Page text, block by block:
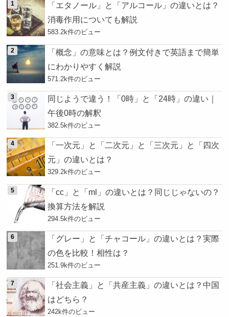
「エタノール」と「アルコール」の違いとは？
消毒作用についても解説
583.2k件のビュー
「概念」の意味とは？例文付きで英語まで簡単
にわかりやすく解説
571.2k件のビュー
同じようで違う！「0時」と「24時」の違い｜
午後0時の解釈
382.5k件のビュー
「一次元」と「二次元」と「三次元」と「四次
元」の違いとは？
329.2k件のビュー
「cc」と「ml」の違いとは？同じじゃないの？
換算方法を解説
294.5k件のビュー
「グレー」と「チャコール」の違いとは？実際
の色を比較！相性は？
251.9k件のビュー
「社会主義」と「共産主義」の違いとは？中国
はどちら？
242k件のビュー